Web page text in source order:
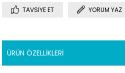
TAVSIYE ET YORUM YAZ
ÜRÜN ÖZELLIKLERI